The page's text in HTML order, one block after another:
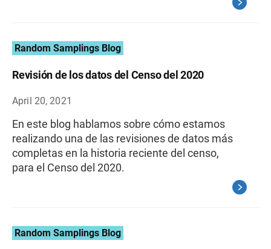
Random Samplings Blog
Revisión de los datos del Censo del 2020
April 20, 2021
En este blog hablamos sobre cómo estamos
realizando una de las revisiones de datos más
completas en la historia reciente del censo,
para el Censo del 2020.
Random Samplings Blog